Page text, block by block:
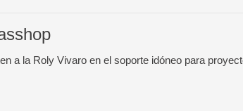
a la Roly Vivaro en el soporte idóneo para